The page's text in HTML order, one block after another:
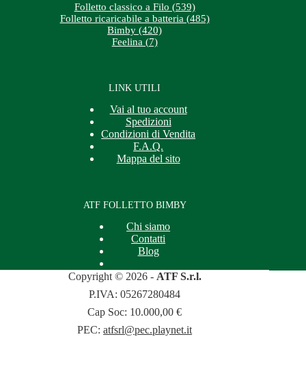
Folletto classico a Filo (539)
Folletto ricaricabile a batteria (485)
Bimby (420)
Feelina (7)
LINK UTILI
Vai al tuo account
Spedizioni
Condizioni di Vendita
F.A.Q.
Mappa del sito
ATF FOLLETTO BIMBY
Chi siamo
Contatti
Blog
Copyright © 2026 - ATF S.r.l.
P.IVA: 05267280484
Cap Soc: 10.000,00 €
PEC:atfsrl@pec.playnet.it